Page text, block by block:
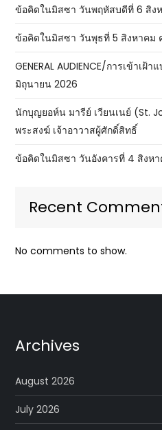
ข้อคิดในมิสซา วันพฤหัสบดีที่ 6 สิง
ข้อคิดในมิสซา วันพุธที่ 5 สิงหาคม
GENERAL AUDIENCE/การเข้าเฝ้
มิถุนายน 2026
นักบุญยอห์น มารีย์ เวียนเนย์ (St.
พระสงฆ์ เจ้าอาวาสผู้ศักดิ์สิทธิ์
ข้อคิดในมิสซา วันอังคารที่ 4 สิงห
Recent
No comments to show.
Archives
August 2026
July 2026